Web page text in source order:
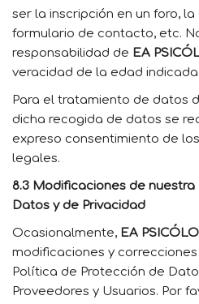
ser la inscripción en un foro,
formulario de contacto, etc.
responsabilidad de EA
veracidad de la edad
Para el tratamiento de datos
dicha recogida de datos se
expreso consentimiento de
legales.
8.3 Modificaciones de
Datos y de Privacidad
Ocasionalmente, EA
modificaciones y
Política de Protección de
Proveedores y Usuarios. Por